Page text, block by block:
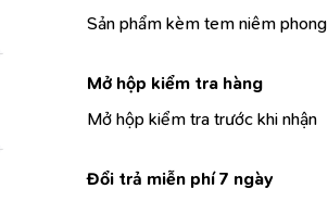
Sản phẩm kèm tem niêm phong
Mở hộp kiểm tra hàng
Mở hộp kiểm tra trước khi nhận
Đổi trả miễn phí 7 ngày